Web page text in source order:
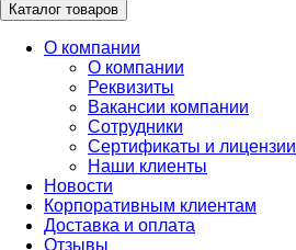
Каталог товаров
О компании
О компании
Реквизиты
Вакансии компании
Сотрудники
Сертификаты и лицензии
Наши клиенты
Новости
Корпоративным клиентам
Доставка и оплата
Отзывы